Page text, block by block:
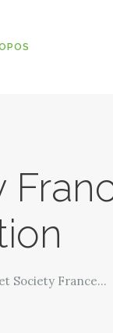
Society France...